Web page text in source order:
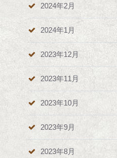
2024年2月
2024年1月
2023年12月
2023年11月
2023年10月
2023年9月
2023年8月